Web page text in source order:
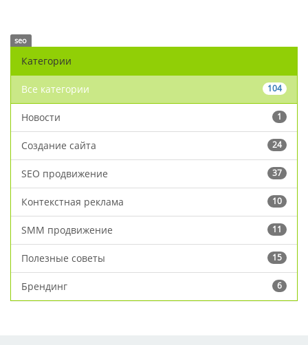
seo
Категории
104
Все категории
Новости 1
Создание сайта 24
SEO продвижение 37
Контекстная реклама 10
SMM продвижение 11
Полезные советы 15
Брендинг 6